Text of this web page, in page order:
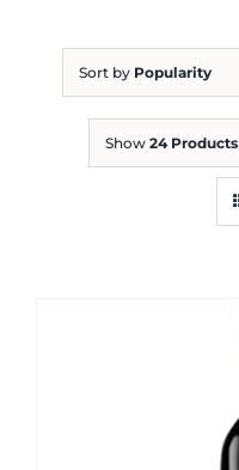
Sort by Popularity
Show 24 Products